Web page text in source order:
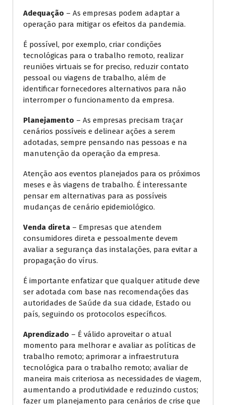
Adequação – As empresas podem adaptar a
operação para mitigar os efeitos da pandemia.
É possível, por exemplo, criar condições
tecnológicas para o trabalho remoto, realizar
reuniões virtuais se for preciso, reduzir contato
pessoal ou viagens de trabalho, além de
identificar fornecedores alternativos para não
interromper o funcionamento da empresa.
Planejamento – As empresas precisam traçar
cenários possíveis e delinear ações a serem
adotadas, sempre pensando nas pessoas e na
manutenção da operação da empresa.
Atenção aos eventos planejados para os próximos
meses e às viagens de trabalho. É interessante
pensar em alternativas para as possíveis
mudanças de cenário epidemiológico.
Venda direta – Empresas que atendem
consumidores direta e pessoalmente devem
avaliar a segurança das instalações, para evitar a
propagação do vírus.
É importante enfatizar que qualquer atitude deve
ser adotada com base nas recomendações das
autoridades de Saúde da sua cidade, Estado ou
país, seguindo os protocolos específicos.
Aprendizado – É válido aproveitar o atual
momento para melhorar e avaliar as políticas de
trabalho remoto; aprimorar a infraestrutura
tecnológica para o trabalho remoto; avaliar de
maneira mais criteriosa as necessidades de viagem,
aumentando a produtividade e reduzindo custos;
fazer um planejamento para cenários de crise que